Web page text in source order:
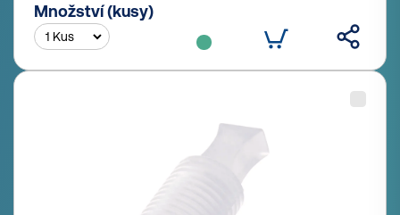
Množství (kusy)